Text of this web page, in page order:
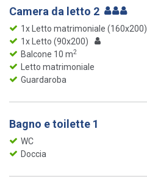
Camera da letto 2
1x Letto matrimoniale (160x200)
1x Letto (90x200)
Balcone 10 m2
Letto matrimoniale
Guardaroba
Bagno e toilette 1
WC
Doccia